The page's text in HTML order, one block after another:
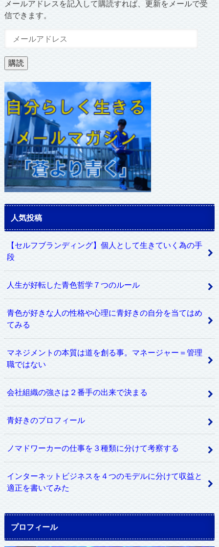
メールアドレスを記入して購読すれば、更新をメールで受
信できます。
ル
ア
ド
レ
ス
購読
人気投稿
【セルフブランディング】個人として生きていく為の手
段
人生が好転した青色哲学７つのルール
青色が好きな人の性格や心理に青好きの自分を当てはめ
てみる
マネジメントの本質は道を創る事。マネージャー＝管理
職ではない
会社組織の強さは２番手の出来で決まる
青好きのプロフィール
ノマドワーカーの仕事を３種類に分けて考察する
インターネットビジネスを４つのモデルに分けて収益と
適正を書いてみた
プロフィール